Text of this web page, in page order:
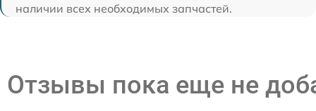
наличии всех необходимых запчастей.
Отзывы пока еще не